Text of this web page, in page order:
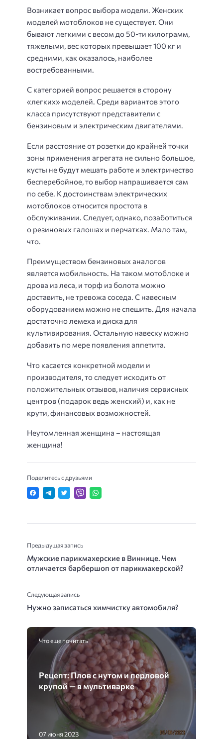
Возникает вопрос выбора модели. Женских
моделей мотоблоков не существует. Они
бывают легкими с весом до 50-ти килограмм,
тяжелыми, вес которых превышает 100 кг и
средними, как оказалось, наиболее
востребованными.
С категорией вопрос решается в сторону
«легких» моделей. Среди вариантов этого
класса присутствуют представители с
бензиновым и электрическим двигателями.
Если расстояние от розетки до крайней точки
зоны применения агрегата не сильно большое,
кусты не будут мешать работе и электричество
бесперебойное, то выбор напрашивается сам
по себе. К достоинствам электрических
мотоблоков относится простота в
обслуживании. Следует, однако, позаботиться
о резиновых галошах и перчатках. Мало там,
что.
Преимуществом бензиновых аналогов
является мобильность. На таком мотоблоке и
дрова из леса, и торф из болота можно
доставить, не тревожа соседа. С навесным
оборудованием можно не спешить. Для начала
достаточно лемеха и диска для
культивирования. Остальную навеску можно
добавить по мере появления аппетита.
Что касается конкретной модели и
производителя, то следует исходить от
положительных отзывов, наличия сервисных
центров (подарок ведь женский) и, как не
крути, финансовых возможностей.
Неутомленная женщина – настоящая
женщина!
Поделитесь с друзьями
Предыдущая запись
Мужские парикмахерские в Виннице. Чем
отличается барбершоп от парикмахерской?
Следующая запись
Нужно записаться химчистку автомобиля?
Что еще почитать
Рецепт: Плов с нутом и перловой
крупой — в мультиварке
07 июня 2023